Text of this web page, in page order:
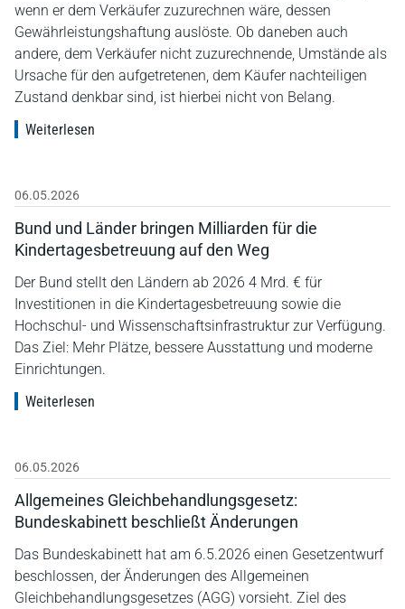
wenn er dem Verkäufer zuzurechnen wäre, dessen
Gewährleistungshaftung auslöste. Ob daneben auch
andere, dem Verkäufer nicht zuzurechnende, Umstände als
Ursache für den aufgetretenen, dem Käufer nachteiligen
Zustand denkbar sind, ist hierbei nicht von Belang.
Weiterlesen
06.05.2026
Bund und Länder bringen Milliarden für die
Kindertagesbetreuung auf den Weg
Der Bund stellt den Ländern ab 2026 4 Mrd. € für
Investitionen in die Kindertagesbetreuung sowie die
Hochschul- und Wissenschaftsinfrastruktur zur Verfügung.
Das Ziel: Mehr Plätze, bessere Ausstattung und moderne
Einrichtungen.
Weiterlesen
06.05.2026
Allgemeines Gleichbehandlungsgesetz:
Bundeskabinett beschließt Änderungen
Das Bundeskabinett hat am 6.5.2026 einen Gesetzentwurf
beschlossen, der Änderungen des Allgemeinen
Gleichbehandlungsgesetzes (AGG) vorsieht. Ziel des